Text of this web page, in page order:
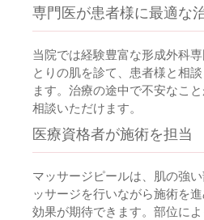
専門医が患者様に最適な
当院では経験豊富な形成外科
とりの肌を診て、患者様と相
ます。治療の途中で不安なこ
相談いただけます。
医療資格者が施術を担当
マッサージピールは、肌の強
ッサージを行いながら施術を
効果が期待できます。部位に